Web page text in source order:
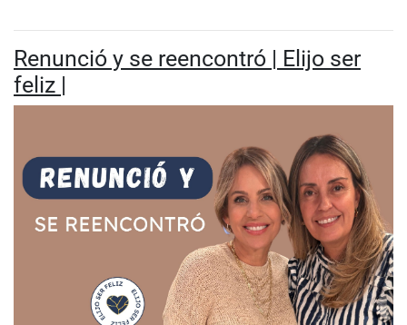
Renunció y se reencontró | Elijo ser
feliz |